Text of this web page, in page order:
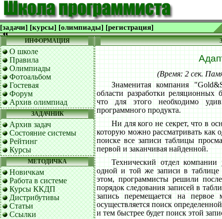
[задачи] [курсы] [олимпиады] [регистрация]
ИНФОРМАЦИЯ
О школе
Правила
Олимпиады
Фотоальбом
Гостевая
Форум
Архив олимпиад
ЗАДАЧНИК
Архив задач
Состояние системы
Рейтинг
Курсы
МЕТОДИЧКА
Новичкам
Работа в системе
Курсы ККДП
Дистрибутивы
Статьи
Ссылки
(Время: 2 сек.
Знаменитая компания
области разработки реляционных
что для этого необходимо
программного продукта.
Ни для кого не секрет, что в
которую можно рассматривать как
поиске все записи таблицы
первой и заканчивая найденной.
Технический отдел
одной и той же записи в таблице
этом, программисты решили
порядок следования записей в
запись перемещается на
осуществляется поиск
и тем быстрее будет поиск этой